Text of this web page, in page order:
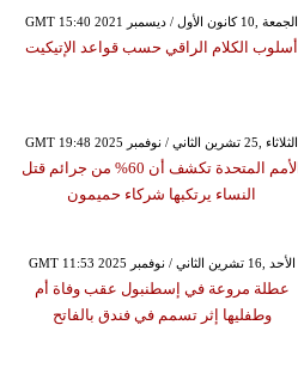
GMT 15:40 2021 الجمعة ,10 كانون الأول / ديسمبر
أسلوب الكلام الراقي حسب قواعد الإتيكيت
GMT 19:48 2025 الثلاثاء ,25 تشرين الثاني / نوفمبر
الأمم المتحدة تكشف أن 60% من جرائم قتل
النساء يرتكبها شركاء حميمون
GMT 11:53 2025 الأحد ,16 تشرين الثاني / نوفمبر
عطلة مروعة في إسطنبول عقب وفاة أم
وطفليها إثر تسمم في فندق بالفاتح